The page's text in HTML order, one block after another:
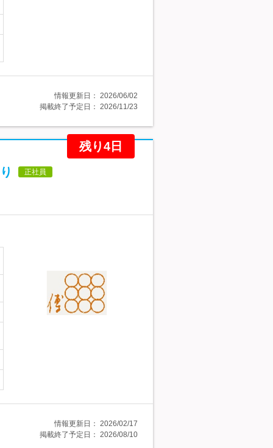
情報更新日： 2026/06/02
掲載終了予定日： 2026/11/23
残り4日
正社員
情報更新日： 2026/02/17
掲載終了予定日： 2026/08/10